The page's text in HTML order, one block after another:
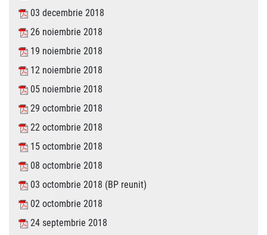
03 decembrie 2018
26 noiembrie 2018
19 noiembrie 2018
12 noiembrie 2018
05 noiembrie 2018
29 octombrie 2018
22 octombrie 2018
15 octombrie 2018
08 octombrie 2018
03 octombrie 2018 (BP reunit)
02 octombrie 2018
24 septembrie 2018